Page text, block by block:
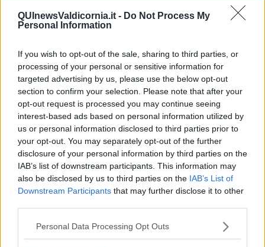
QUInewsValdicornia.it - Do Not Process My
Personal Information
If you wish to opt-out of the sale, sharing to third parties, or
processing of your personal or sensitive information for
targeted advertising by us, please use the below opt-out
section to confirm your selection. Please note that after your
opt-out request is processed you may continue seeing
interest-based ads based on personal information utilized by
us or personal information disclosed to third parties prior to
your opt-out. You may separately opt-out of the further
disclosure of your personal information by third parties on the
IAB’s list of downstream participants. This information may
also be disclosed by us to third parties on the IAB’s List of
Downstream Participants that may further disclose it to other
Personal Data Processing Opt Outs
dal PNRR Missione 1, Componente 3- Attrattività dei Borghi Storici,
che permetterà di restituire piena funzionalità a uno degli edifici più
rappresentativi del centro storico, preparandolo ad accogliere la
attività ed iniziative culturali, a nuove funzioni e servizi per la
cittadinanza.
Il progetto ha mirato ad un equilibrio attento tra tutela del valore
storico-architettonico del Palazzo e nuove esigenze d’uso.
L’intervento edilizio ha infatti recuperato gli ambienti originari,
rispettandone materiali, proporzioni e identità, predisponendo gli
spazi agli allestimenti interni che verranno installati nelle prossime
settimane.Le opere eseguite fino ad ora hanno consentito di
mettere in sicurezza e valorizzare volumi, murature e
della nuova destinazione d’uso; predisporre gli ambienti per
ospitare aree lettura, sale studio, uffici e depositi archivistici;
migliorare l’accessibilità e la fruibilità complessiva per tutti gli utenti,